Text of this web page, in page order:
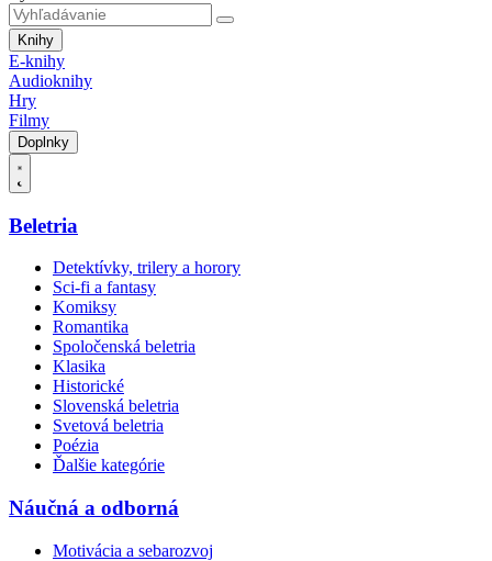
Knihy
E-knihy
Audioknihy
Hry
Filmy
Doplnky
Beletria
Detektívky, trilery a horory
Sci-fi a fantasy
Komiksy
Romantika
Spoločenská beletria
Klasika
Historické
Slovenská beletria
Svetová beletria
Poézia
Ďalšie kategórie
Náučná a odborná
Motivácia a sebarozvoj